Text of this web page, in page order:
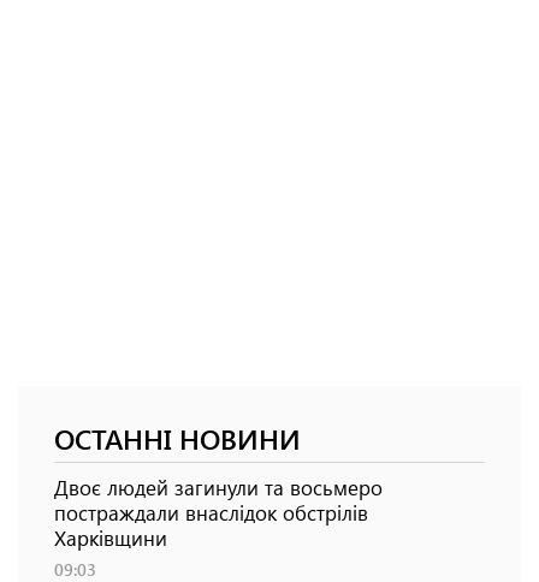
ОСТАННІ НОВИНИ
Двоє людей загинули та восьмеро
постраждали внаслідок обстрілів
Харківщини
09:03